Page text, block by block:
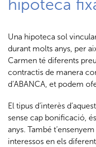
hipoteca
Una hipoteca sol
durant molts anys, per
Carmen té diferents
contractis de manera
d’ABANCA, et podem
El tipus d’interès
sense cap bonificació, és
anys. També
interessos en els